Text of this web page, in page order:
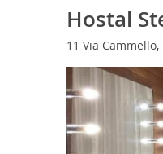
Hostal
11 Via